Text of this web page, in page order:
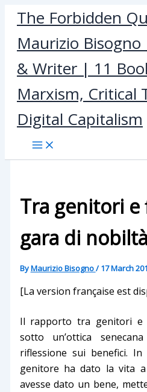
Skip
content
The Forbidden
Maurizio
& Writer | 11
Marxism, Critical
Digital Capitalism
Tra genitori e
gara di
ByMaurizio Bisogno/17 March
[La version française est
Il rapporto tra genitori e
sotto un’ottica
riflessione sui benefici.
genitore ha dato la vita
avesse dato un bene,